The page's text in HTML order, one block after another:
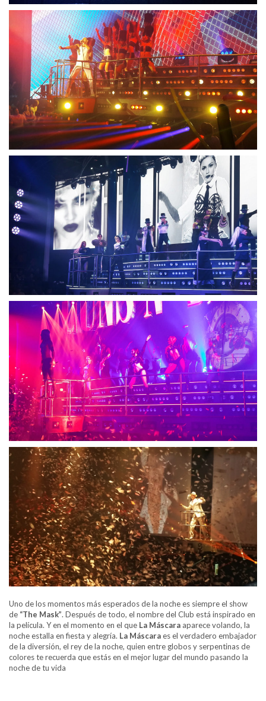
Uno de los momentos más esperados de la noche es siempre el show
de “The Mask”. Después de todo, el nombre del Club está inspirado en
la película. Y en el momento en el que La Máscara aparece volando, la
noche estalla en fiesta y alegría. La Máscaraes el verdadero embajador
de la diversión, el rey de la noche, quien entre globos y serpentinas de
colores te recuerda que estás en el mejor lugar del mundo pasando la
noche de tu vida